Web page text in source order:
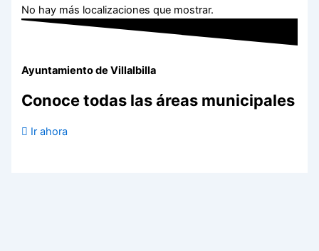
No hay más localizaciones que mostrar.
Ayuntamiento de Villalbilla
Conoce todas las áreas municipales
Ir ahora